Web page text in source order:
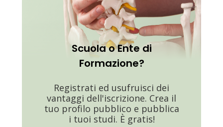
Scuola o Ente di
Formazione?
Registrati ed usufruisci dei
vantaggi dell'iscrizione. Crea il
tuo profilo pubblico e pubblica
i tuoi studi. È gratis!